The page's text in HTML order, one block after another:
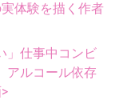
体験を描く作者
」仕事中コンビ
アルコール依存